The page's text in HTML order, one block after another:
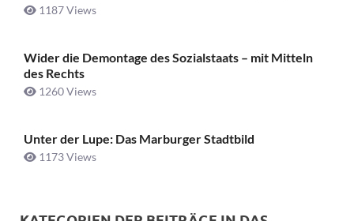
1187 Views
Wider die Demontage des Sozialstaats – mit Mitteln
des Rechts
1260 Views
Unter der Lupe: Das Marburger Stadtbild
1173 Views